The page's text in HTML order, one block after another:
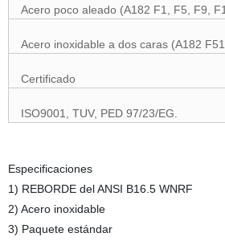
Acero poco aleado (A182 F1, F5, F9,
Acero inoxidable a dos caras (A182
Certificado
ISO9001, TUV, PED 97/23/EG.
Especificaciones
1) REBORDE del ANSI B16.5 WNRF
2) Acero inoxidable
3) Paquete estándar